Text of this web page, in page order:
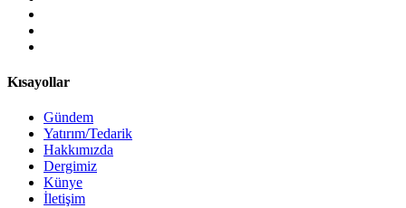
Kısayollar
Gündem
Yatırım/Tedarik
Hakkımızda
Dergimiz
Künye
İletişim